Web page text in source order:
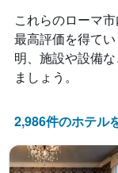
これらのローマ
最高評価を得て
明、施設や設備
ましょう。
2,986件のホテル